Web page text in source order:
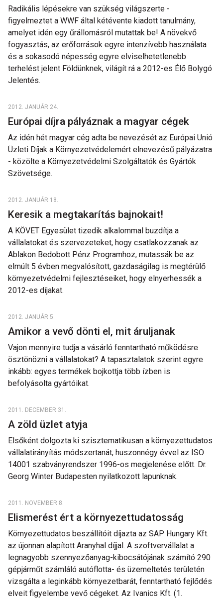
Radikális lépésekre van szükség világszerte -
figyelmeztet a WWF által kétévente kiadott tanulmány,
amelyet idén egy űrállomásról mutattak be! A növekvő
fogyasztás, az erőforrások egyre intenzívebb használata
és a sokasodó népesség egyre elviselhetetlenebb
terhelést jelent Földünknek, világít rá a 2012-es Élő Bolygó
Jelentés.
2012. JANUÁR 24.
Európai díjra pályáznak a magyar cégek
Az idén hét magyar cég adta be nevezését az Európai Unió
Üzleti Díjak a Környezetvédelemért elnevezésű pályázatra
- közölte a Környezetvédelmi Szolgáltatók és Gyártók
Szövetsége.
2012. JANUÁR 18.
Keresik a megtakarítás bajnokait!
A KÖVET Egyesület tizedik alkalommal buzdítja a
vállalatokat és szervezeteket, hogy csatlakozzanak az
Ablakon Bedobott Pénz Programhoz, mutassák be az
elmúlt 5 évben megvalósított, gazdaságilag is megtérülő
környezetvédelmi fejlesztéseiket, hogy elnyerhessék a
2012-es díjakat.
2012. JANUÁR 5.
Amikor a vevő dönti el, mit áruljanak
Vajon mennyire tudja a vásárló fenntartható működésre
ösztönözni a vállalatokat? A tapasztalatok szerint egyre
inkább: egyes termékek bojkottja több ízben is
befolyásolta gyártóikat.
2011. DECEMBER 31.
A zöld üzlet atyja
Elsőként dolgozta ki szisztematikusan a környezettudatos
vállalatirányítás módszertanát, huszonnégy évvel az ISO
14001 szabványrendszer 1996-os megjelenése előtt. Dr.
Georg Winter Budapesten nyilatkozott lapunknak.
2011. NOVEMBER 8.
Elismerést ért a környezettudatosság
Környezettudatos beszállítóit díjazta az SAP Hungary Kft.
az újonnan alapított Aranyhal díjjal. A szoftvervállalat a
legnagyobb szennyezőanyag-kibocsátójának számító 290
gépjárműt számláló autóflotta- és üzemeltetés területén
vizsgálta a leginkább környezetbarát, fenntartható fejlődés
elveit figyelembe vevő cégeket. Az Ivanics Kft. (1.